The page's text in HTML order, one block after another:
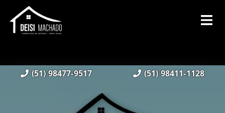
(51) 98477-9517 (51) 98411-1128